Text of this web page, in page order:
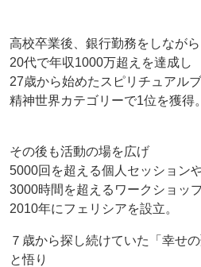
高校卒業後、銀行勤務をしながら
20代で年収1000万超えを達成し
27歳から始めたスピリチュアル
精神世界カテゴリーで1位を獲得。
その後も活動の場を広げ
5000回を超える個人セッション
3000時間を超えるワークショッ
2010年にフェリシアを設立。
７歳から探し続けていた「幸せ
と悟り